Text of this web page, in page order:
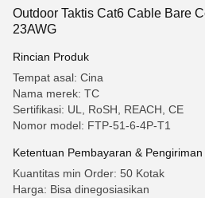
Outdoor Taktis Cat6 Cable Bare
23AWG
Rincian Produk
Tempat asal: Cina
Nama merek: TC
Sertifikasi: UL, RoSH, REACH, CE
Nomor model: FTP-51-6-4P-T1
Ketentuan Pembayaran & Pengiriman
Kuantitas min Order: 50 Kotak
Harga: Bisa dinegosiasikan